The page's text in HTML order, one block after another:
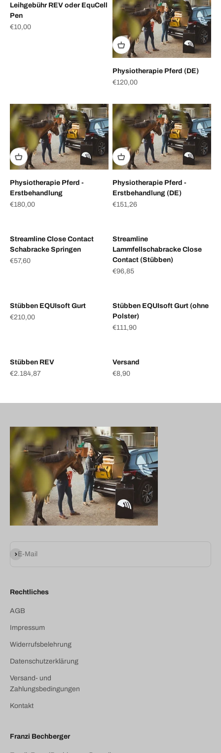
Leihgebühr REV oder EquCell
Pen
Angebot
€10,00
Physiotherapie Pferd (DE)
Angebot
€120,00
Physiotherapie Pferd -
Erstbehandlung
Angebot
€180,00
Physiotherapie Pferd -
Erstbehandlung (DE)
Angebot
€151,26
Streamline Close Contact
Schabracke Springen
Angebot
€57,60
Streamline
Lammfellschabracke Close
Contact (Stübben)
Angebot
€96,85
Stübben EQUIsoft Gurt
Angebot
€210,00
Stübben EQUIsoft Gurt (ohne
Polster)
Angebot
€111,90
Stübben REV
Angebot
€2.184,87
Versand
Angebot
€8,90
E-Mail
Abonnieren
Rechtliches
AGB
Impressum
Widerrufsbelehrung
Datenschutzerklärung
Versand- und
Zahlungsbedingungen
Kontakt
Franzi Bechberger